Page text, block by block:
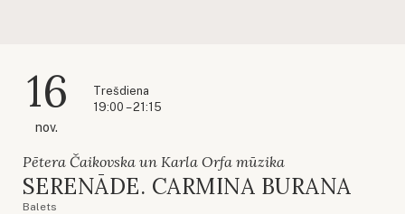
16
nov.
Trešdiena
19:00 – 21:15
Pētera Čaikovska un Karla Orfa mūzika
SERENĀDE. CARMINA BURANA
Balets